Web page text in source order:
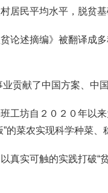
居民平均水平，脱贫基
述摘编》被翻译成
贡献了中国方案、中国
坊自２０２０年以来
”的菜农实现科学种菜
可触的实践打破“贫